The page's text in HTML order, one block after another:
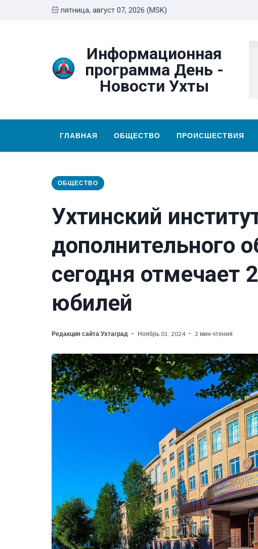
пятница, август 07, 2026 (MSK)
Информационная
программа День -
Новости Ухты
ГЛАВНАЯ ОБЩЕСТВО ПРОИСШЕСТВИЯ
ОБЩЕСТВО
Ухтинский
дополнительного
сегодня отмечает
юбилей
Редакция сайта Ухтаград Ноябрь 01, 2024 2 мин чтения